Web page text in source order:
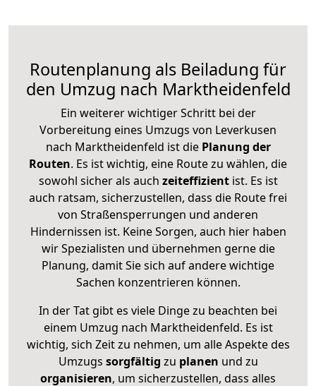
Routenplanung als Beiladung für
den Umzug nach Marktheidenfeld
Ein weiterer wichtiger Schritt bei der
Vorbereitung eines Umzugs von Leverkusen
nach Marktheidenfeld ist diePlanung der
Routen. Es ist wichtig, eine Route zu wählen, die
sowohl sicher als auch zeiteffizientist. Es ist
auch ratsam, sicherzustellen, dass die Route frei
von Straßensperrungen und anderen
Hindernissen ist. Keine Sorgen, auch hier haben
wir Spezialisten und übernehmen gerne die
Planung, damit Sie sich auf andere wichtige
Sachen konzentrieren können.
In der Tat gibt es viele Dinge zu beachten bei
einem Umzug nach Marktheidenfeld. Es ist
wichtig, sich Zeit zu nehmen, um alle Aspekte des
Umzugs sorgfältig zu planen und zu
organisieren, um sicherzustellen, dass alles